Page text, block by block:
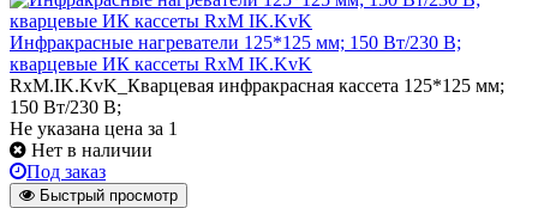
Инфракрасные нагреватели 125*125 мм; 150 Вт/230 В;
кварцевые ИК кассеты RxM IK.KvK
RxM.IK.KvK_Кварцевая инфракрасная кассета 125*125 мм;
150 Вт/230 В;
Не указана цена за 1
Нет в наличии
Под заказ
Быстрый просмотр